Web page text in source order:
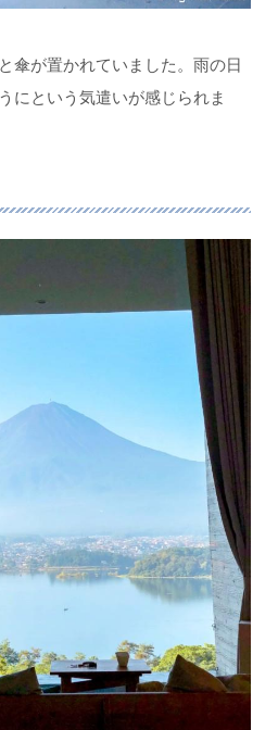
傘が置かれていました。雨の日
にという気遣いが感じられま